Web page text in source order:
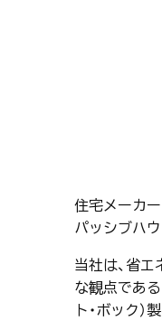
住宅メーカー
パッシブハウ
当社は、省
な観点である
ト・ボック